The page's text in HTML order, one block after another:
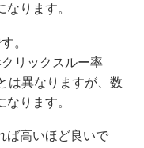
なります。
。
リックスルー率
は異なりますが、数
ります。
ば高いほど良いで